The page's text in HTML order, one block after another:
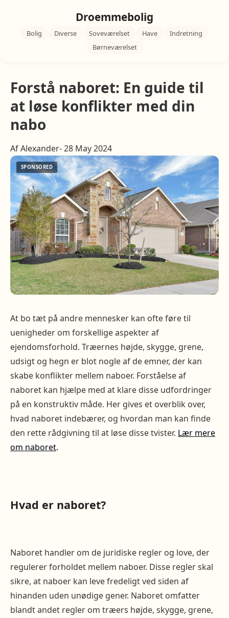
Droemmebolig
Bolig Diverse Soveværelset Have
Indretning
Børneværelset
Forstå naboret: En guide til
at løse konflikter med din
nabo
Af Alexander- 28 May 2024
At bo tæt på andre mennesker kan ofte føre til
uenigheder om forskellige aspekter af
ejendomsforhold. Træernes højde, skygge, grene,
udsigt og hegn er blot nogle af de emner, der kan
skabe konflikter mellem naboer. Forståelse af
naboret kan hjælpe med at klare disse udfordringer
på en konstruktiv måde. Her gives et overblik over,
hvad naboret indebærer, og hvordan man kan finde
den rette rådgivning til at løse disse tvister. Lær mere
om naboret.
Hvad er naboret?
Naboret handler om de juridiske regler og love, der
regulerer forholdet mellem naboer. Disse regler skal
sikre, at naboer kan leve fredeligt ved siden af
hinanden uden unødige gener. Naboret omfatter
blandt andet regler om træers højde, skygge, grene,